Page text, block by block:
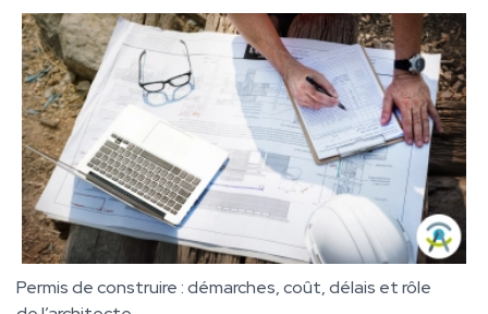
Permis de construire : démarches, coût, délais et rôle